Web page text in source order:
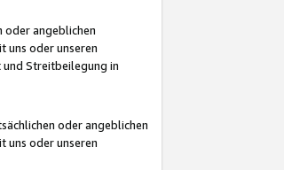
oder angeblichen
uns oder unseren
und Streitbeilegung in
oder angeblichen
uns oder unseren